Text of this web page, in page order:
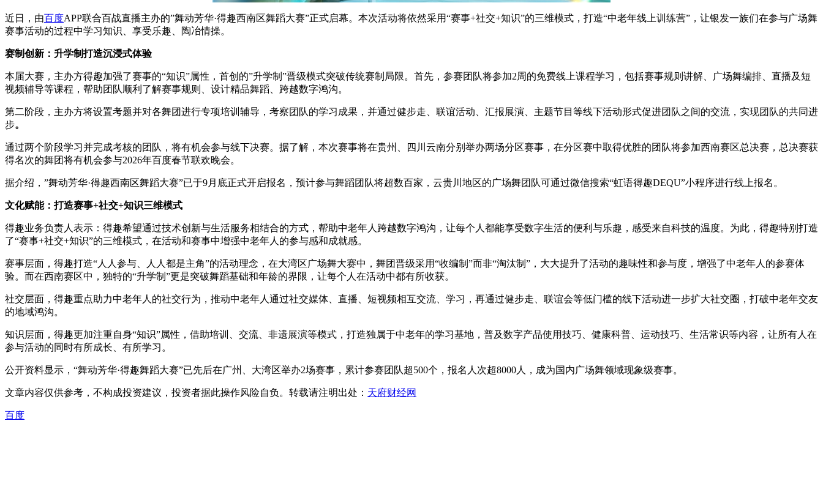
近日，由百度APP联合百战直播主办的”舞动芳华·得趣西南区舞蹈大赛”正式启幕。本次活动将依然采用“赛事+社交+知识”的三维模式，打造“中老年线上训练营”，让银发一族们在参与广场舞
赛事活动的过程中学习知识、享受乐趣、陶冶情操。
赛制创新：升学制打造沉浸式体验
本届大赛，主办方得趣加强了赛事的“知识”属性，首创的”升学制”晋级模式突破传统赛制局限。首先，参赛团队将参加2周的免费线上课程学习，包括赛事规则讲解、广场舞编排、直播及短
视频辅导等课程，帮助团队顺利了解赛事规则、设计精品舞蹈、跨越数字鸿沟。
第二阶段，主办方将设置考题并对各舞团进行专项培训辅导，考察团队的学习成果，并通过健步走、联谊活动、汇报展演、主题节目等线下活动形式促进团队之间的交流，实现团队的共同进
步。
通过两个阶段学习并完成考核的团队，将有机会参与线下决赛。据了解，本次赛事将在贵州、四川云南分别举办两场分区赛事，在分区赛中取得优胜的团队将参加西南赛区总决赛，总决赛获
得名次的舞团将有机会参与2026年百度春节联欢晚会。
据介绍，”舞动芳华·得趣西南区舞蹈大赛”已于9月底正式开启报名，预计参与舞蹈团队将超数百家，云贵川地区的广场舞团队可通过微信搜索“虹语得趣DEQU”小程序进行线上报名。
文化赋能：打造赛事+社交+知识三维模式
得趣业务负责人表示：得趣希望通过技术创新与生活服务相结合的方式，帮助中老年人跨越数字鸿沟，让每个人都能享受数字生活的便利与乐趣，感受来自科技的温度。为此，得趣特别打造
了“赛事+社交+知识”的三维模式，在活动和赛事中增强中老年人的参与感和成就感。
赛事层面，得趣打造“人人参与、人人都是主角”的活动理念，在大湾区广场舞大赛中，舞团晋级采用“收编制”而非“淘汰制”，大大提升了活动的趣味性和参与度，增强了中老年人的参赛体
验。而在西南赛区中，独特的“升学制”更是突破舞蹈基础和年龄的界限，让每个人在活动中都有所收获。
社交层面，得趣重点助力中老年人的社交行为，推动中老年人通过社交媒体、直播、短视频相互交流、学习，再通过健步走、联谊会等低门槛的线下活动进一步扩大社交圈，打破中老年交友
的地域鸿沟。
知识层面，得趣更加注重自身“知识”属性，借助培训、交流、非遗展演等模式，打造独属于中老年的学习基地，普及数字产品使用技巧、健康科普、运动技巧、生活常识等内容，让所有人在
参与活动的同时有所成长、有所学习。
公开资料显示，“舞动芳华·得趣舞蹈大赛”已先后在广州、大湾区举办2场赛事，累计参赛团队超500个，报名人次超8000人，成为国内广场舞领域现象级赛事。
文章内容仅供参考，不构成投资建议，投资者据此操作风险自负。转载请注明出处： 天府财经网
百度